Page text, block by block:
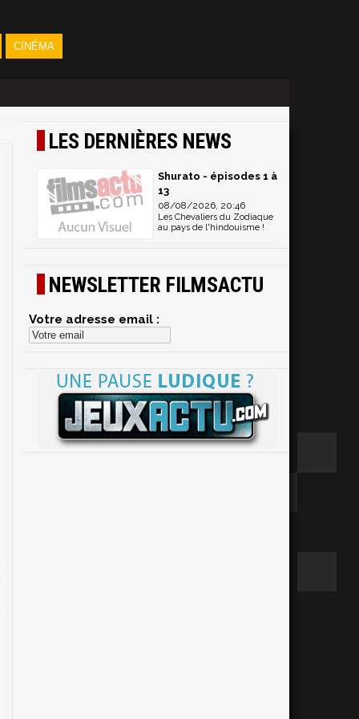
CINÉMA
LES DERNIÈRES NEWS
Shurato - épisodes 1 à
13
08/08/2026, 20:46
Les Chevaliers du Zodiaque
au pays de l'hindouisme !
NEWSLETTER FILMSACTU
Votre adresse email :